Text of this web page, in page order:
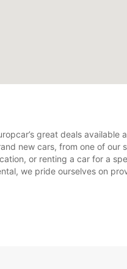
great deals
new cars, from one of
or renting a car for a
we pride ourselves on